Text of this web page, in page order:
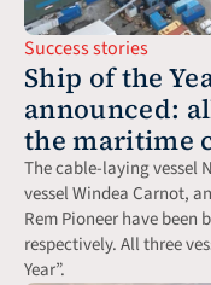
Success stories
Ship of the
announced:
the maritime
The cable-laying vessel
vessel Windea Carnot,
Rem Pioneer have
respectively. All three
Year”.